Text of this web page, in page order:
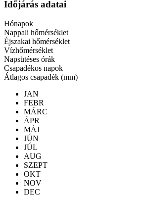
Időjárás adatai
Hónapok
Nappali hőmérséklet
Éjszakai hőmérséklet
Vízhőmérséklet
Napsütéses órák
Csapadékos napok
Átlagos csapadék (mm)
JAN
FEBR
MÁRC
ÁPR
MÁJ
JÚN
JÚL
AUG
SZEPT
OKT
NOV
DEC